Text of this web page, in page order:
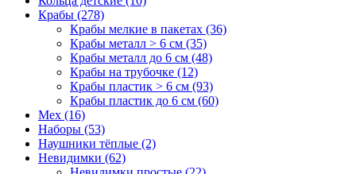
Крабы (278)
Крабы мелкие в пакетах (36)
Крабы металл > 6 см (35)
Крабы металл до 6 см (48)
Крабы на трубочке (12)
Крабы пластик > 6 см (93)
Крабы пластик до 6 см (60)
Мех (16)
Наборы (53)
Наушники тёплые (2)
Невидимки (62)